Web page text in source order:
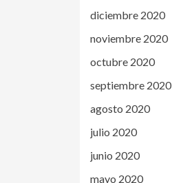
diciembre 2020
noviembre 2020
octubre 2020
septiembre 2020
agosto 2020
julio 2020
junio 2020
mayo 2020